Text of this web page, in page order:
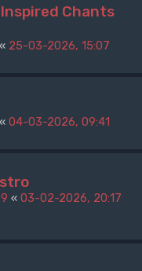
Chants
« 25-03-2026, 15:07
« 04-03-2026, 09:41
« 03-02-2026, 20:17